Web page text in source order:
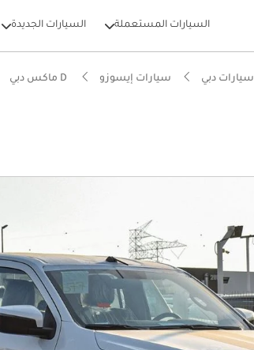
السيارات المستعملة السيارات الجديدة
سيارات دبي سيارات إيسوزو
أقل نسبة انخفاض في القيمة في الفئة
تصنيف أمان 5 نجوم من NCAP